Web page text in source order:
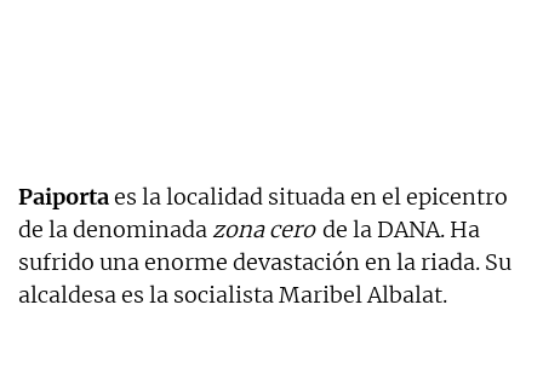
Paiportaes la localidad situada en el epicentro
de la denominadazona cero de la DANA. Ha
sufrido una enorme devastación en la riada. Su
alcaldesa es la socialista Maribel Albalat.